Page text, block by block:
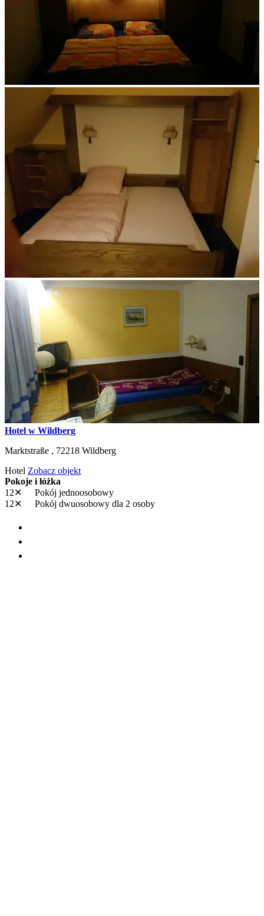
Hotel w Wildberg
Marktstraße , 72218 Wildberg
Hotel Zobacz objekt
Pokoje i łóżka
12✕
Pokój jednoosobowy
12✕
Pokój dwuosobowy dla 2 osoby